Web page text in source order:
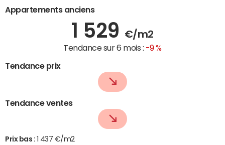
Appartements anciens
1 529 €/m2
Tendance sur 6 mois : -9 %
Tendance prix
Tendance ventes
Prix bas : 1 437 €/m2